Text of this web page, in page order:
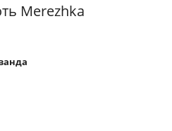
Merezhka